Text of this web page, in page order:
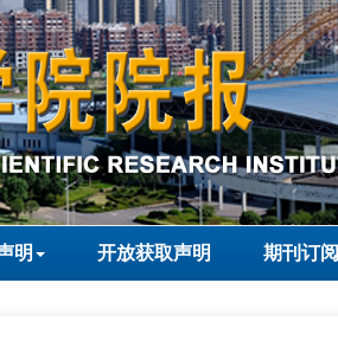
明 开放获取声明 期刊订阅